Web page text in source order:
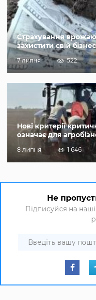
Страхування
захистити свій бізнес
7 липня 522
Нові критерії
означає для
8 липня 1 646
Не
Підписуйся на